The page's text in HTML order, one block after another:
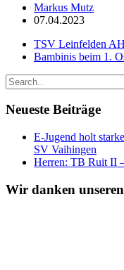
Markus Mutz
07.04.2023
TSV Leinfelden
Bambinis beim 1.
Neueste Beiträge
E-Jugend holt
SV Vaihingen
Herren: TB Ruit II
Wir danken